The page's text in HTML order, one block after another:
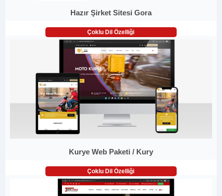
Hazır Şirket Sitesi Gora
Çoklu Dil Özelliği
Kurye Web Paketi / Kury
Çoklu Dil Özelliği